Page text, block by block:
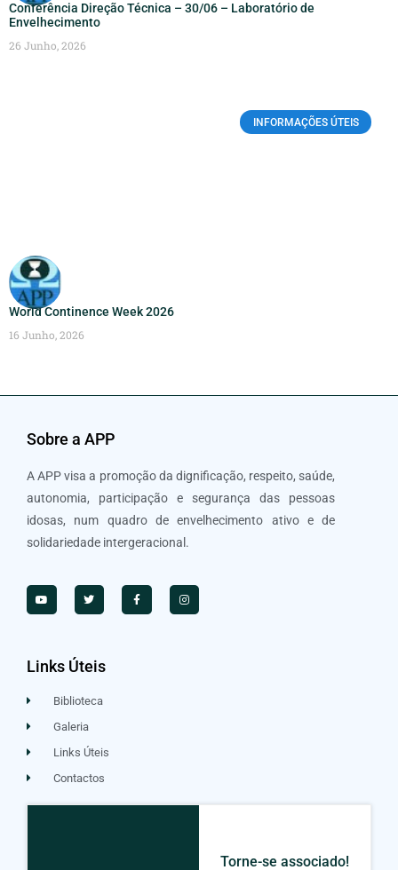
Conferência Direção Técnica – 30/06 – Laboratório de
Envelhecimento
26 Junho, 2026
INFORMAÇÕES ÚTEIS
World Continence Week 2026
16 Junho, 2026
Sobre a APP
A APP visa a promoção da dignificação, respeito, saúde,
autonomia, participação e segurança das pessoas
idosas, num quadro de envelhecimento ativo e de
solidariedade intergeracional.
Links Úteis
Biblioteca
Galeria
Links Úteis
Contactos
Torne-se associado!